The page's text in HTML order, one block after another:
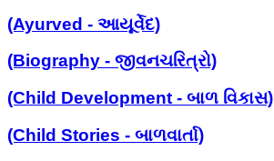
(Ayurved - આયૂર્વેદ)
(Biography - જીવનચરિત્રો)
(Child Development - બાળ વિકાસ)
(Child Stories - બાળવાર્તા)